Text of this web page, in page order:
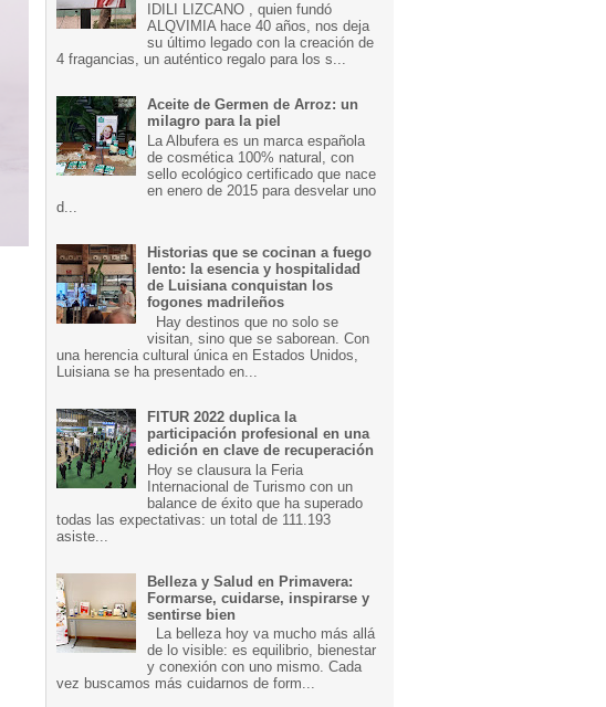
IDILI LIZCANO , quien fundó
ALQVIMIA hace 40 años, nos deja
su último legado con la creación de
4 fragancias, un auténtico regalo para los s...
Aceite de Germen de Arroz: un
milagro para la piel
La Albufera es un marca española
de cosmética 100% natural, con
sello ecológico certificado que nace
en enero de 2015 para desvelar uno
d...
Historias que se cocinan a fuego
lento: la esencia y hospitalidad
de Luisiana conquistan los
fogones madrileños
Hay destinos que no solo se
visitan, sino que se saborean. Con
una herencia cultural única en Estados Unidos,
Luisiana se ha presentado en...
FITUR 2022 duplica la
participación profesional en una
edición en clave de recuperación
Hoy se clausura la Feria
Internacional de Turismo con un
balance de éxito que ha superado
todas las expectativas: un total de 111.193
asiste...
Belleza y Salud en Primavera:
Formarse, cuidarse, inspirarse y
sentirse bien
La belleza hoy va mucho más allá
de lo visible: es equilibrio, bienestar
y conexión con uno mismo. Cada
vez buscamos más cuidarnos de form...